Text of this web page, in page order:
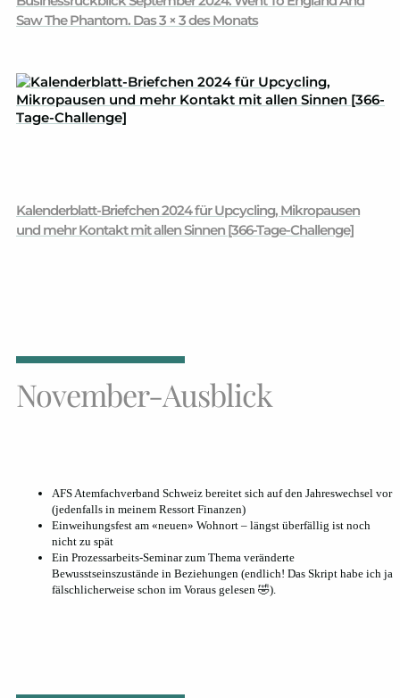
Saw The Phantom. Das 3 × 3 des Monats
Kalenderblatt-Briefchen 2024 für Upcycling, Mikro­­pausen
und mehr Kontakt mit allen Sinnen [366-Tage-Challenge]
November-Ausblick
AFS Atemfachverband Schweiz bereitet sich auf den Jahreswechsel vor
(jedenfalls in meinem Ressort Finanzen)
Einweihungsfest am «neuen» Wohnort – längst überfällig ist noch
nicht zu spät
Ein Prozessarbeits-Seminar zum Thema veränderte
Bewusstseinszustände in Beziehungen (endlich! Das Skript habe ich ja
fälschlicherweise schon im Voraus gelesen 🤣).